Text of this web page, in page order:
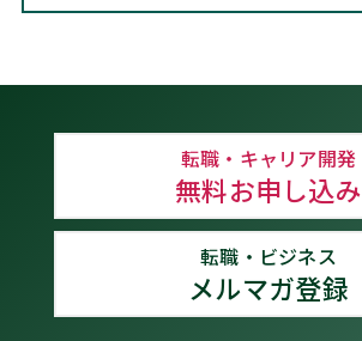
転職・キャリア開発
無料お申し込み
転職・ビジネス
メルマガ登録